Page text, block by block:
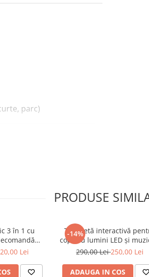
parc)
exterior
PRODUSE
3 în 1 cu
,12V
Lei
-14%
Tricicletă interactivă
copii cu lumini LED și
Albastru
290,00 Lei250,00 Lei
ADAUGA IN COS